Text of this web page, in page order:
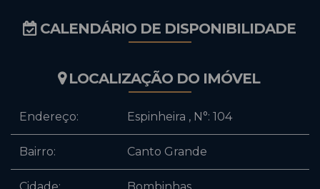
CALENDÁRIO DE DISPONIBILIDADE
LOCALIZAÇÃO DO IMÓVEL
Endereço: Espinheira , N°: 104
Bairro: Canto Grande